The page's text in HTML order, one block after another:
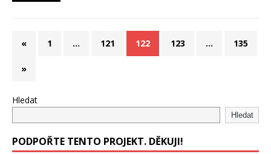
« 1 … 121 122 123 … 135
»
Hledat
Hledat
PODPOŘTE TENTO PROJEKT. DĚKUJI!